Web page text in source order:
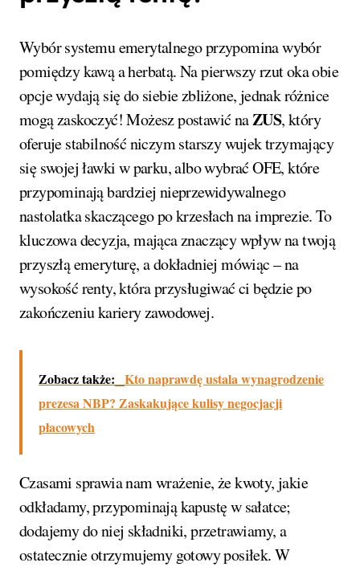
Wybór systemu emerytalnego przypomina wybór
pomiędzy kawą a herbatą. Na pierwszy rzut oka obie
opcje wydają się do siebie zbliżone, jednak różnice
mogą zaskoczyć! Możesz postawić naZUS, który
oferuje stabilność niczym starszy wujek trzymający
się swojej ławki w parku, albo wybrać OFE, które
przypominają bardziej nieprzewidywalnego
nastolatka skaczącego po krzesłach na imprezie. To
kluczowa decyzja, mająca znaczący wpływ na twoją
przyszłą emeryturę, a dokładniej mówiąc – na
wysokość renty, która przysługiwać ci będzie po
zakończeniu kariery zawodowej.
Zobacz także: Kto naprawdę ustala wynagrodzenie
prezesa NBP? Zaskakujące kulisy negocjacji
płacowych
Czasami sprawia nam wrażenie, że kwoty, jakie
odkładamy, przypominają kapustę w sałatce;
dodajemy do niej składniki, przetrawiamy, a
ostatecznie otrzymujemy gotowy posiłek. W